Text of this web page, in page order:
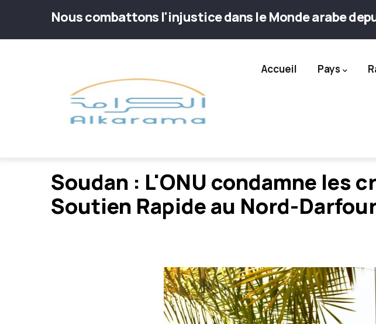
Nous combattons l'injustice dans le Monde arabe
navigation
Accueil Pays
Soudan : L'ONU condamne les
Soutien Rapide au Nord-